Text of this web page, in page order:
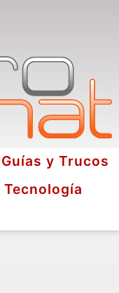
Guías y Trucos
Tecnología